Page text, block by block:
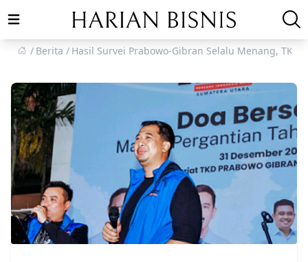
Open main menu
Berita
Hasil Survei Prabowo-Gibran Selalu Menang, TKD